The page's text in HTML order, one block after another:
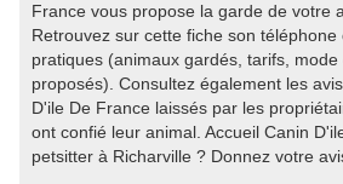
France vous propose la garde de votre
Retrouvez sur cette fiche son
pratiques (animaux gardés, tarifs,
proposés). Consultez également les
D'ile De France laissés par les
ont confié leur animal. Accueil Canin
petsitter à Richarville ? Donnez votre